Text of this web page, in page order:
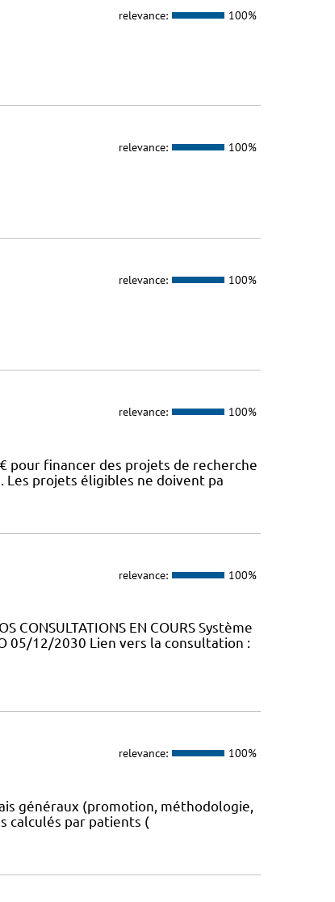
relevance: 100%
relevance: 100%
relevance: 100%
relevance: 100%
pour financer des projets de recherche
Les projets éligibles ne doivent pa
relevance: 100%
CONSULTATIONS EN COURS Système
05/12/2030 Lien vers la consultation :
relevance: 100%
généraux (promotion, méthodologie,
calculés par patients (